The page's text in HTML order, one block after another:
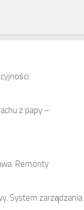
z papy –
Remonty
System zarządzania